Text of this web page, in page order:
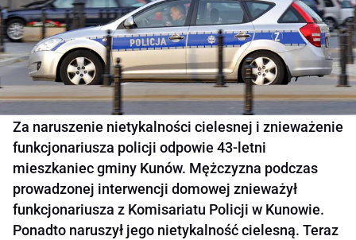
Za naruszenie nietykalności cielesnej i znieważenie
funkcjonariusza policji odpowie 43-letni
mieszkaniec gminy Kunów. Mężczyzna podczas
prowadzonej interwencji domowej znieważył
funkcjonariusza z Komisariatu Policji w Kunowie.
Ponadto naruszył jego nietykalność cielesną. Teraz